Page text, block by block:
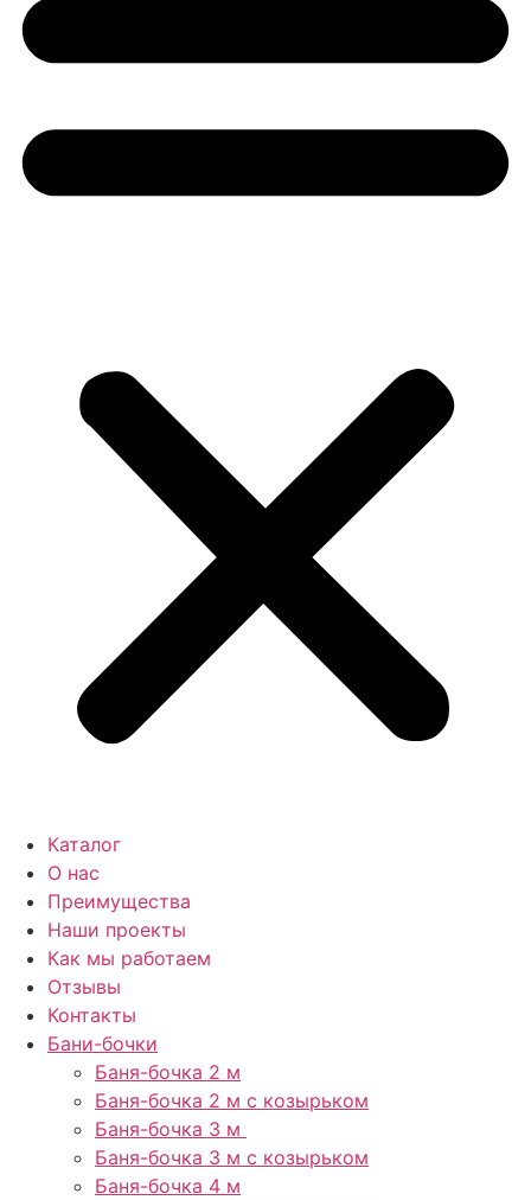
Каталог
О нас
Преимущества
Наши проекты
Как мы работаем
Отзывы
Контакты
Бани-бочки
Баня-бочка 2 м
Баня-бочка 2 м с козырьком
Баня-бочка 3 м
Баня-бочка 3 м с козырьком
Баня-бочка 4 м